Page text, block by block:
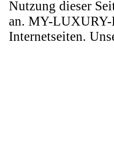
Nutzung dieser
an. MY-
Internetseiten.